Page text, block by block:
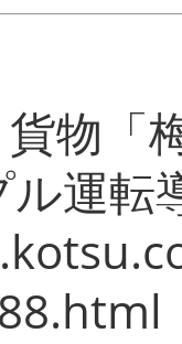
物「
運転